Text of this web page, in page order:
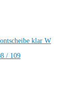
klar W
/ 109